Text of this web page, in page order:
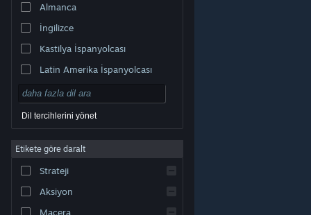
markalar, ABD ve diğer ülkelerde ilgili sahiplerinin
Erişilebilirlik |
Çerezler
Almanca
İngilizce
Kastilya İspanyolcası
Latin Amerika İspanyolcası
Dil tercihlerini yönet
Etikete göre daralt
Strateji
Aksiyon
Macera